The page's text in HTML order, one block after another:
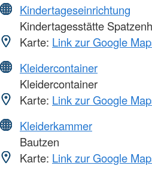
Kindertageseinrichtung
Kindertagesstätte
Karte: Link zur Google
Kleidercontainer
Kleidercontainer
Karte: Link zur Google
Kleiderkammer
Bautzen
Karte: Link zur Google